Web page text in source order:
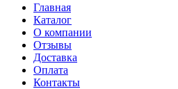
Главная
Каталог
О компании
Отзывы
Доставка
Оплата
Контакты